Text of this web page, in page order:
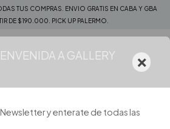
TUS COMPRAS. ENVIO GRATIS EN CABA Y GBA
DE $190.000. PICK UP PALERMO.
A GALLERY
×
y enterate de todas las